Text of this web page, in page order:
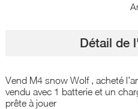
Détail de
Vend M4 snow Wolf , acheté
vendu avec 1 batterie et un
prête à jouer